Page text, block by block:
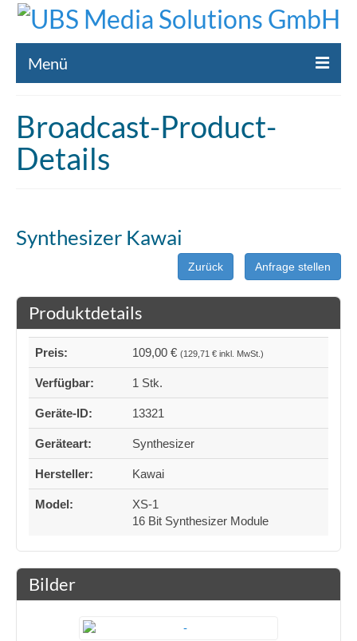
Menü
Liste gebrauchte Broadcast-Technik
Leistungen
Broadcast-Technik Verleih
Broadcast-Product-
Details
Synthesizer Kawai
Zurück Anfrage stellen
Produktdetails
Preis: 109,00 € (129,71 € inkl. MwSt.)
Verfügbar: 1 Stk.
Geräte-ID: 13321
Geräteart: Synthesizer
Hersteller: Kawai
Model:
XS-1
16 Bit Synthesizer Module
Bilder